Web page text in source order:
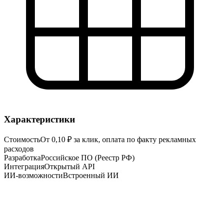
Характеристики
СтоимостьОт 0,10 ₽ за клик, оплата по факту рекламных
расходов
РазработкаРоссийское ПО (Реестр РФ)
ИнтеграцияОткрытый API
ИИ-возможностиВстроенный ИИ